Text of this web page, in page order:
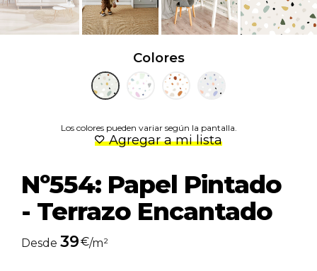
Colores
Los colores pueden variar según la pantalla.
Agregar a mi lista
Nº554: Papel Pintado
- Terrazo Encantado
Desde 39€/m²